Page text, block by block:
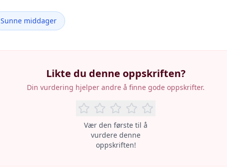
Sunne middager
Likte du denne oppskriften?
Din vurdering hjelper andre å finne gode oppskrifter.
Vær den første til å
vurdere denne
oppskriften!